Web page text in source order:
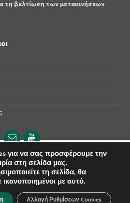
βελτίωση των μετακινήσεων
Email
url
YouTube
url
| Powered byApogee
για να σας προσφέρουμε την
στη σελίδα μας.
τη σελίδα, θα
με αυτό.
Αλλαγή Ρυθμίσεων Cookies